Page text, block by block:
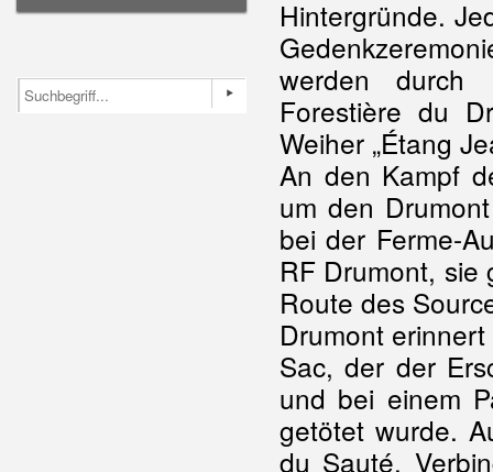
Hintergründe.
werden durch
Forestière du
Weiher „Étang
An den Kampf
um den
bei der Ferme-
RF Drumont,
Route des
Drumont
Sac, der der
und bei einem
getötet wurde.
du Sauté,